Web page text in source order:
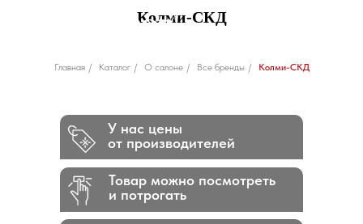
Колми-СКД
Главная / Каталог / О салоне / Все бренды / Колми-СКД
Товар можно посмотреть
и потрогать
У нас цены
от производителей